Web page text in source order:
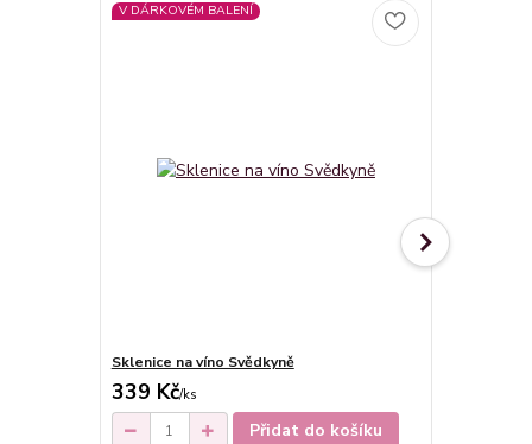
V DÁRKOVÉM BALENÍ
Sklenice na víno Svědkyně
339 Kč/ks
Přidat do košíku